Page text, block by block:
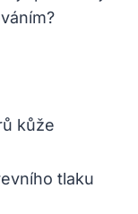
kůže
tlaku